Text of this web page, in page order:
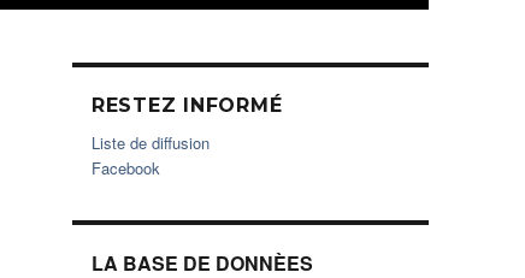
RESTEZ INFORMÉ
Liste de diffusion
Facebook
LA BASE DE DONNÈES